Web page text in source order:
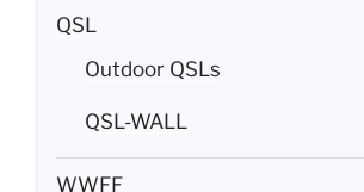
QSL
Outdoor QSLs
QSL-WALL
WWFF